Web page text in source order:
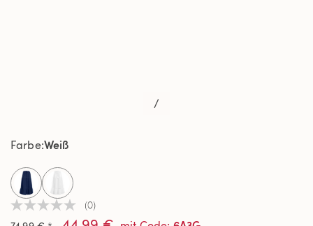
/
Kein
Beurteilungswert
(0)
FarbeWeiß
selected